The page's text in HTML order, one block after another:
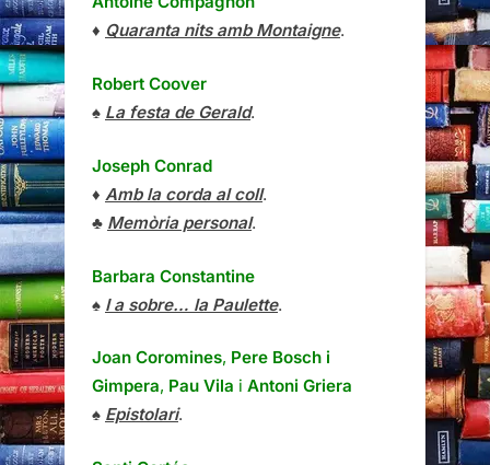
♦ Quaranta nits amb Montaigne.
Robert Coover
♠ La festa de Gerald.
Joseph Conrad
♦ Amb la corda al coll.
♣ Memòria personal.
Barbara Constantine
♠ I a sobre… la Paulette.
Joan Coromines, Pere Bosch i
Gimpera, Pau Vila i Antoni Griera
♠ Epistolari.